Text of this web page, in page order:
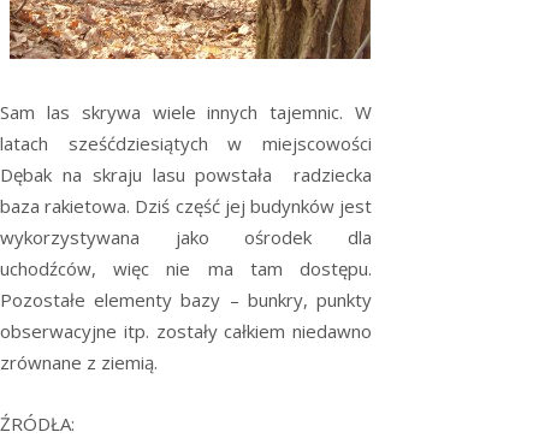
Sam las skrywa wiele innych tajemnic. W
latach sześćdziesiątych w miejscowości
Dębak na skraju lasu powstała radziecka
baza rakietowa. Dziś część jej budynków jest
wykorzystywana jako ośrodek dla
uchodźców, więc nie ma tam dostępu.
Pozostałe elementy bazy – bunkry, punkty
obserwacyjne itp. zostały całkiem niedawno
zrównane z ziemią.
ŹRÓDŁA: